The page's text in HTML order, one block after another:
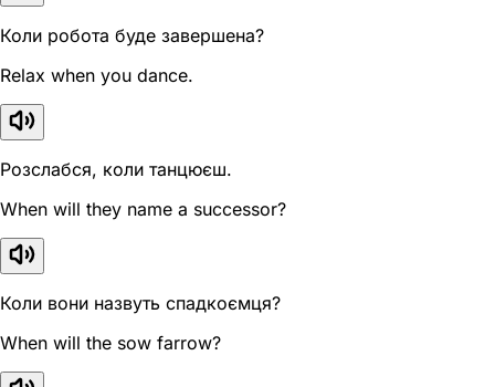
Коли робота буде завершена?
Relax when you dance.
Розслабся, коли танцюєш.
When will they name a successor?
Коли вони назвуть спадкоємця?
When will the sow farrow?